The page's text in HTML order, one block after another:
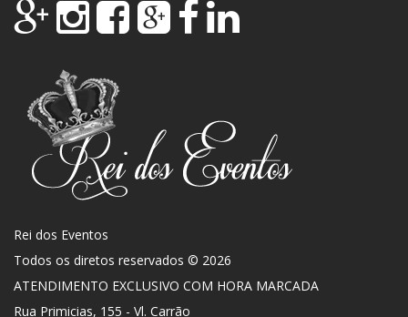
Rei dos Eventos
Todos os diretos reservados © 2026
ATENDIMENTO EXCLUSIVO COM HORA MARCADA
Rua Primicias, 155 - Vl. Carrão